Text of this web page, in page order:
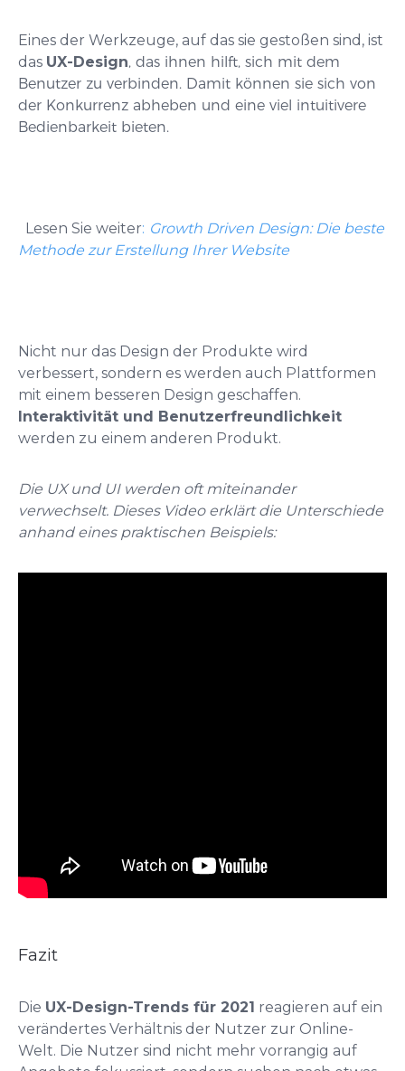
Eines der Werkzeuge, auf das sie gestoßen sind, ist
das UX-Design, das ihnen hilft, sich mit dem
Benutzer zu verbinden. Damit können sie sich von
der Konkurrenz abheben und eine viel intuitivere
Bedienbarkeit bieten.
Lesen Sie weiter: Growth Driven Design: Die beste
Methode zur Erstellung Ihrer Website
Nicht nur das Design der Produkte wird
verbessert, sondern es werden auch Plattformen
mit einem besseren Design geschaffen.
Interaktivität und Benutzerfreundlichkeit
werden zu einem anderen Produkt.
Die UX und UI werden oft miteinander
verwechselt. Dieses Video erklärt die Unterschiede
anhand eines praktischen Beispiels:
Fazit
Die UX-Design-Trends für 2021 reagieren auf ein
verändertes Verhältnis der Nutzer zur Online-
Welt. Die Nutzer sind nicht mehr vorrangig auf